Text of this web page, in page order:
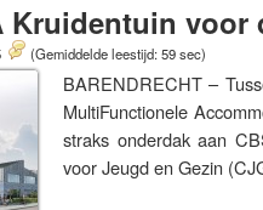
Kruidentuin voor
(Gemiddelde leestijd: 59 sec)
BARENDRECHT –
MultiFunctionele
straks onderdak aan
voor Jeugd en Gezin